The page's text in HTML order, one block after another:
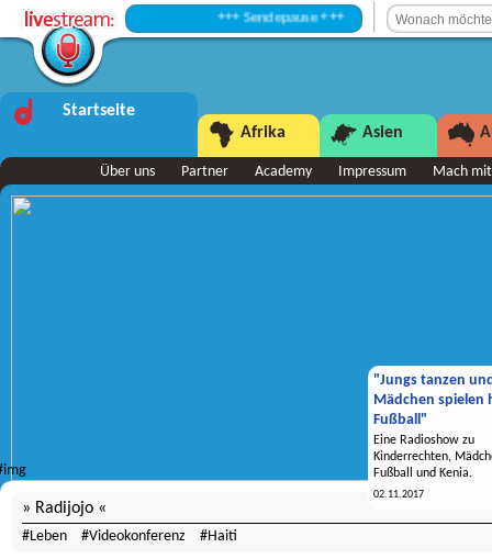
+++ Sendepause +++
Startseite
Afrika
Asien
Über uns Partner Academy Impressum Mach mit
"Jungs tanzen
Mädchen spielen
Fußball"
Eine Radioshow zu
Kinderrechten,
Fußball und Kenia.
02.11.2017
Radijojo
Leben Videokonferenz Haiti